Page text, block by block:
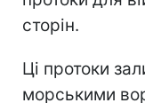
сторін.
Ці протоки
морськими